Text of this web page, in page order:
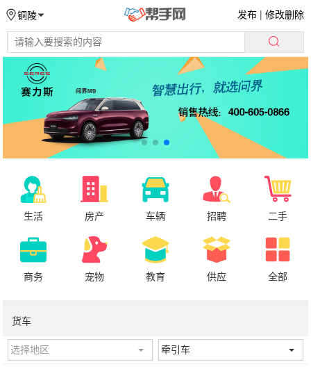
铜陵 发布 |修改删除
生活 房产 车辆 招聘 二手
商务 宠物 教育 供应 全部
货车
选择地区 牵引车